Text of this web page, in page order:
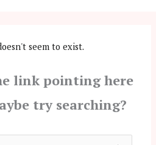
seem to exist.
link pointing here
try searching?